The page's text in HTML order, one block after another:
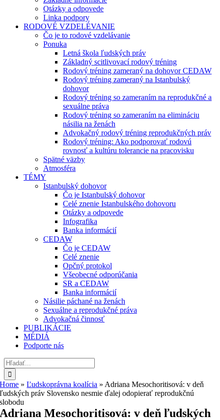
Otázky a odpovede
Linka podpory
RODOVÉ VZDELÉVANIE
Čo je to rodové vzdelávanie
Ponuka
Letná škola ľudských práv
Základný scitlivovací rodový tréning
Rodový tréning zameraný na dohovor CEDAW
Rodový tréning zameraný na Istanbulský
dohovor
Rodový tréning so zameraním na reprodukčné a
sexuálne práva
Rodový tréning so zameraním na elimináciu
násilia na ženách
Advokačný rodový tréning reprodukčných práv
Rodový tréning: Ako podporovať rodovú
rovnosť a kultúru tolerancie na pracovisku
Spätné väzby
Atmosféra
TÉMY
Istanbulský dohovor
Čo je Istanbulský dohovor
Celé znenie Istanbulského dohovoru
Otázky a odpovede
Infografika
Banka informácií
CEDAW
Čo je CEDAW
Celé znenie
Opčný protokol
Všeobecné odporúčania
SR a CEDAW
Banka informácií
Násilie páchané na ženách
Sexuálne a reprodukčné práva
Advokačná činnosť
PUBLIKÁCIE
MÉDIÁ
Podporte nás
Hľadať:
Home »Ľudskoprávna koalícia » Adriana Mesochoritisová: v deň
ľudských práv Slovensko nesmie ďalej odopierať reprodukčnú
slobodu
Adriana Mesochoritisová: v deň ľudských